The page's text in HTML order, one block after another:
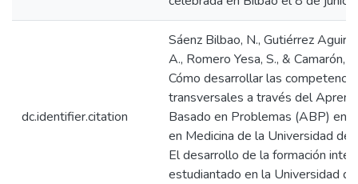
dc.identifier.citation
Sáenz Bilbao, N., Gutiérrez
A., Romero Yesa, S., & Camarón,
Cómo desarrollar las
transversales a través del
Basado en Problemas (ABP) en
en Medicina de la Universidad de
El desarrollo de la formación
estudiantado en la Universidad